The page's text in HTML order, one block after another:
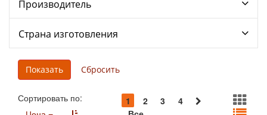
Производитель
Страна изготовления
Сортировать по:
1 2 3
4